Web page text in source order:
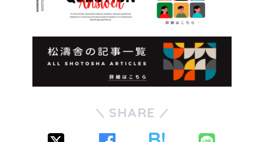
SHARE